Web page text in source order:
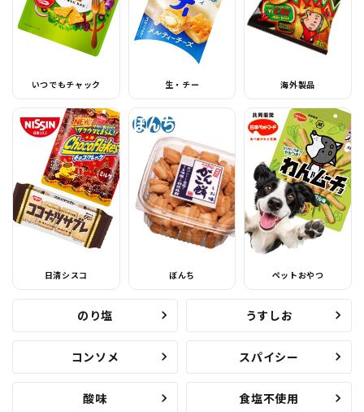
いつでもチャック 生・チー 海外製品
日清シスコ ぼんち ペットおやつ
のり塩 うすしお
コンソメ スパイシー
酸味 食塩不使用